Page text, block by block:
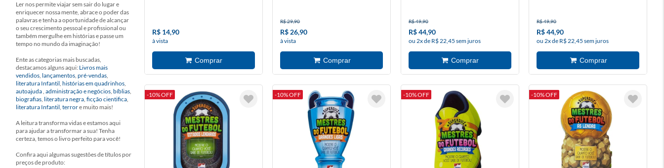
Ler nos permite viajar sem sair do lugar e
enriquecer nossa mente, abrace o poder das
palavras e tenha a oportunidade de alcançar
o seu crescimento pessoal e profissional ou
também mergulhe em histórias e passe um
tempo no mundo da imaginação!
Ente as categorias mais buscadas,
destacamos alguns aqui: Livros mais
vendidos, lançamentos, pré-vendas,
literatura Infantil, histórias em quadrinhos,
autoajuda, administração e negócios, bíblias,
biografias, literatura negra, ficção cientifica,
literatura Infantil, terrore muito mais!
A leitura transforma vidas e estamos aqui
para ajudar a transformar a sua! Tenha
certeza, temos o livro perfeito para você!
Confira aqui algumas sugestões de títulos por
preços de produto:
R$ 14,90
à vista
R$ 29,90
R$ 26,90
à vista
R$ 49,90
R$ 44,90
ou 2x de R$ 22,45 sem juros
R$ 49,90
R$ 44,90
ou 2x de R$ 22,45 sem juros
-10% OFF -10% OFF -10% OFF -10% OFF